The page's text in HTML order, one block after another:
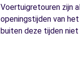
Voertuigretouren zijn
openingstijden van
buiten deze tijden niet